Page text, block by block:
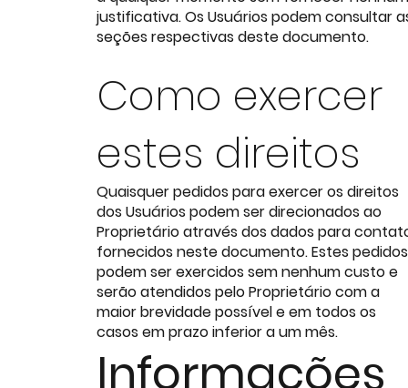
justificativa. Os Usuários podem consultar
seções respectivas deste documento.
Como exercer
estes direitos
Quaisquer pedidos para exercer os direitos
dos Usuários podem ser direcionados ao
Proprietário através dos dados para
fornecidos neste documento. Estes pedidos
podem ser exercidos sem nenhum custo e
serão atendidos pelo Proprietário com a
maior brevidade possível e em todos os
casos em prazo inferior a um mês.
Informações